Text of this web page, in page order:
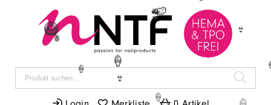
🍦
🍦
👙
🍦
🍍
👙
🥝
👙
🍉